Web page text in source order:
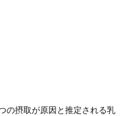
の摂取が原因と推定される乳